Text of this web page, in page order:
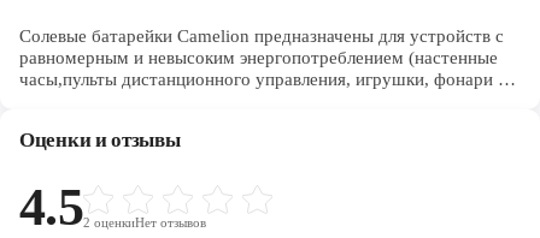
Солевые батарейки Camelion предназначены для устройств с
равномерным и невысоким энергопотреблением (настенные
часы,пульты дистанционного управления, игрушки, фонари и
Оценки и отзывы
4.52 оценкиНет отзывов